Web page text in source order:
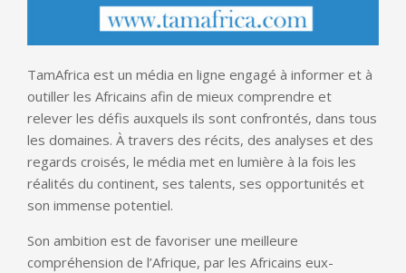
TamAfrica est un média en ligne engagé à informer et à
outiller les Africains afin de mieux comprendre et
relever les défis auxquels ils sont confrontés, dans tous
les domaines. À travers des récits, des analyses et des
regards croisés, le média met en lumière à la fois les
réalités du continent, ses talents, ses opportunités et
son immense potentiel.
Son ambition est de favoriser une meilleure
compréhension de l’Afrique, par les Africains eux-